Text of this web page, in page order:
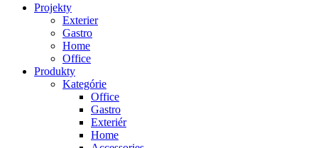
Projekty
Exterier
Gastro
Home
Office
Produkty
Kategórie
Office
Gastro
Exteriér
Home